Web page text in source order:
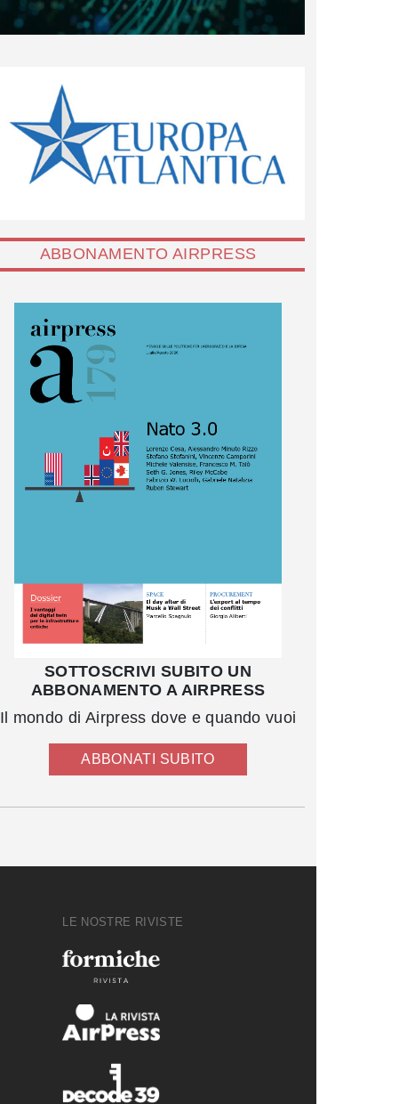
ABBONAMENTO AIRPRESS
SOTTOSCRIVI SUBITO UN
ABBONAMENTO A AIRPRESS
Il mondo di Airpress dove e quando vuoi
ABBONATI SUBITO
LE NOSTRE RIVISTE